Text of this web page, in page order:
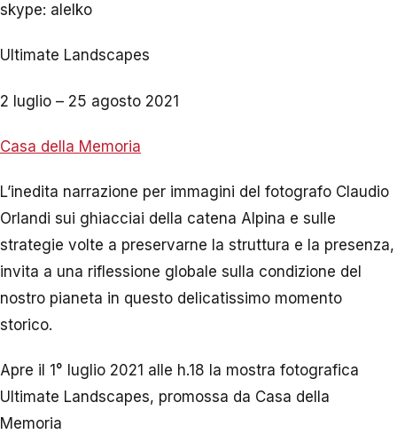
skype: alelko
Ultimate Landscapes
2 luglio – 25 agosto 2021
Casa della Memoria
L’inedita narrazione per immagini del fotografo Claudio
Orlandi sui ghiacciai della catena Alpina e sulle
strategie volte a preservarne la struttura e la presenza,
invita a una riflessione globale sulla condizione del
nostro pianeta in questo delicatissimo momento
storico.
Apre il 1° luglio 2021 alle h.18 la mostra fotografica
Ultimate Landscapes, promossa da Casa della
Memoria